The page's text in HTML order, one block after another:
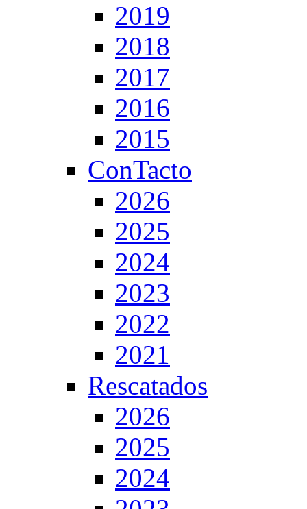
2019
2018
2017
2016
2015
ConTacto
2026
2025
2024
2023
2022
2021
Rescatados
2026
2025
2024